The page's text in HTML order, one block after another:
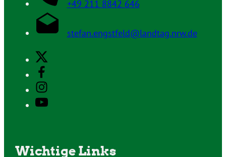
+49 211 8842 646
stefan.engstfeld@landtag.nrw.de
Wichtige Links